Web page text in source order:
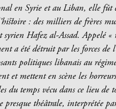
en Syrie et au Liban, elle fût
: des milliers de frères
syrien Hafez al-Assad. Appelé
a été détruit par les forces de
politiques libanais au
et mettent en scène les
du temps vécu dans ce lieu de
presque théâtrale, interprétée